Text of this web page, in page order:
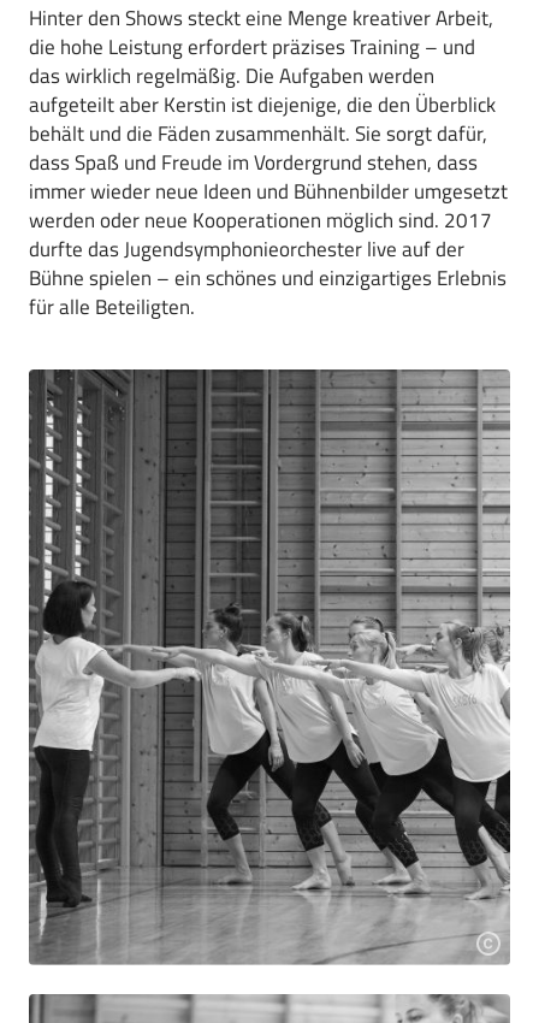
Hinter den Shows steckt eine Menge kreativer Arbeit,
die hohe Leistung erfordert präzises Training – und
das wirklich regelmäßig. Die Aufgaben werden
aufgeteilt aber Kerstin ist diejenige, die den Überblick
behält und die Fäden zusammenhält. Sie sorgt dafür,
dass Spaß und Freude im Vordergrund stehen, dass
immer wieder neue Ideen und Bühnenbilder umgesetzt
werden oder neue Kooperationen möglich sind. 2017
durfte das Jugendsymphonieorchester live auf der
Bühne spielen – ein schönes und einzigartiges Erlebnis
für alle Beteiligten.